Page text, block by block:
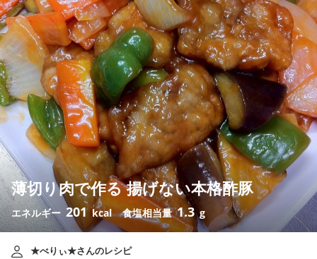
薄切り肉で作る 揚げない本格酢豚
エネルギー 201 kcal 食塩相当量1.3 g
★べりぃ★さんのレシピ